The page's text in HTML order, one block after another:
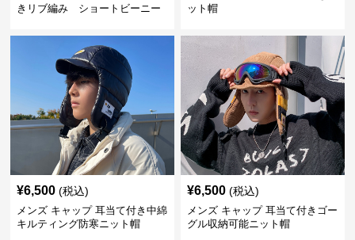
きリブ編み ショートビーニー
ット帽
¥6,500 (税込)
メンズ キャップ 耳当て付き中綿
キルティング防寒ニット帽
¥6,500 (税込)
メンズ キャップ 耳当て付きゴー
グル収納可能ニット帽